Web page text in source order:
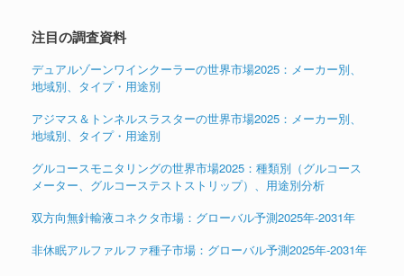
注目の調査資料
デュアルゾーンワインクーラーの世界市場2025：メーカー別、
地域別、タイプ・用途別
アジマス＆トンネルスラスターの世界市場2025：メーカー別、
地域別、タイプ・用途別
グルコースモニタリングの世界市場2025：種類別（グルコース
メーター、グルコーステストストリップ）、用途別分析
双方向無針輸液コネクタ市場：グローバル予測2025年-2031年
非休眠アルファルファ種子市場：グローバル予測2025年-2031年